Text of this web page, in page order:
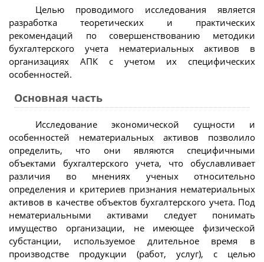
Целью проводимого исследования является
разработка теоретических и практических
рекомендаций по совершенствованию методики
бухгалтерского учета нематериальных активов в
организациях АПК с учетом их специфических
особенностей.
Основная часть
Исследование экономической сущности и
особенностей нематериальных активов позволило
определить, что они являются специфичными
объектами бухгалтерского учета, что обуславливает
различия во мнениях ученых относительно
определения и критериев признания нематериальных
активов в качестве объектов бухгалтерского учета. Под
нематериальными активами следует понимать
имущество организации, не имеющее физической
субстанции, используемое длительное время в
производстве продукции (работ, услуг), с целью